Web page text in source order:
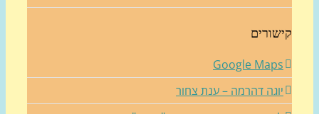
Google
דהרמה – ענת צחור